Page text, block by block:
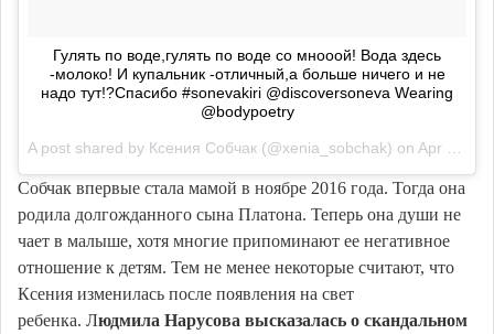
Гулять по воде,гулять по воде со мнооой! Вода здесь
-молоко! И купальник -отличный,а больше ничего и не
надо тут!?Спасибо #sonevakiri @discoversoneva Wearing
@bodypoetry
A post shared by Ксения Собчак (@xenia_sobchak) on Apr 3, 2018 at 7:54am PDT
Собчак впервые стала мамой в ноябре 2016 года. Тогда она
родила долгожданного сына Платона. Теперь она души не
чает в малыше, хотя многие припоминают ее негативное
отношение к детям. Тем не менее некоторые считают, что
Ксения изменилась после появления на свет
ребенка. Людмила Нарусова высказалась о скандальном